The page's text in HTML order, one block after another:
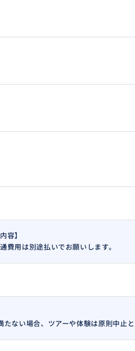
容】
用は別途払いでお願いします。
ない場合、ツアーや体験は原則中止と